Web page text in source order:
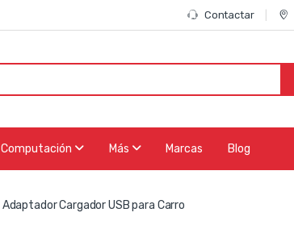
Contactar
Computación Más Marcas Blog
Adaptador Cargador USB para Carro